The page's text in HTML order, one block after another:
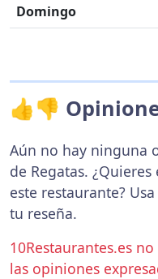
Domingo
👍👎
Aún no hay ninguna
de Regatas.
este restaurante? Usa
tu reseña.
10Restaurantes.es
las opiniones